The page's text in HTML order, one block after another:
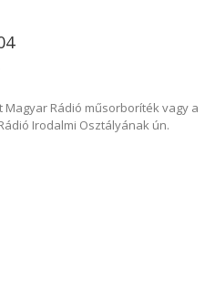
Magyar Rádió műsorboríték vagy a
Irodalmi Osztályának ún.